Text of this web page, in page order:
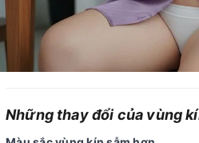
Những thay đổi của vùng